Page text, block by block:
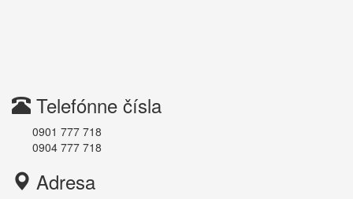
Telefónne čísla
0901 777 718
0904 777 718
Adresa